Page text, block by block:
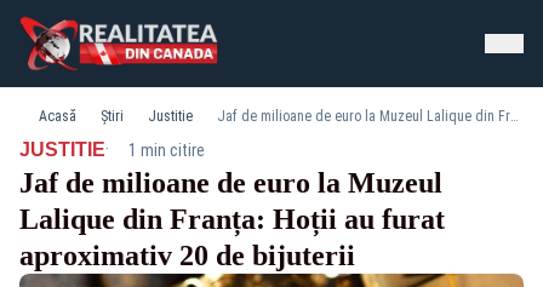
Acasă Știri Justitie Jaf de milioane de euro la Muzeul Lalique din Franța: Hoții au furat aproximativ 20 de bijuterii
JUSTITIE· 1 min citire
Jaf de milioane de euro la Muzeul
Lalique din Franța: Hoții au furat
aproximativ 20 de bijuterii